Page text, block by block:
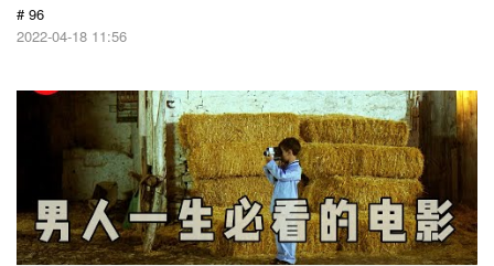
# 96
2022-04-18 11:56